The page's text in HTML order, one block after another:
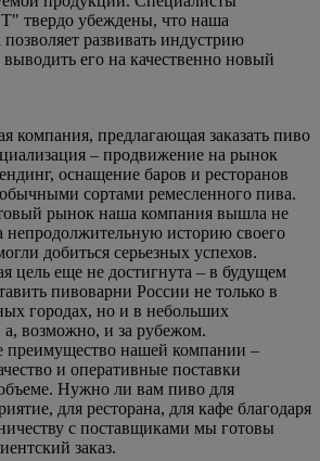
твердо убеждены, что наша
развивать индустрию
его на качественно новый
предлагающая заказать пиво
– продвижение на рынок
оснащение баров и ресторанов
сортами ремесленного пива.
рынок наша компания вышла не
непродолжительную историю своего
добиться серьезных успехов.
цель еще не достигнута – в будущем
пивоварни России не только в
городах, но и в небольших
возможно, и за рубежом.
преимущество нашей компании –
и оперативные поставки
Нужно ли вам пиво для
для ресторана, для кафе благодаря
с поставщиками мы готовы
заказ.